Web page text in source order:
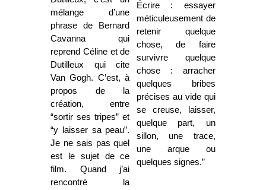
mélange d’une
phrase de Bernard
Cavanna qui
reprend Céline et de
Dutilleux qui cite
Van Gogh. C’est, à
propos de la
création, entre
“sortir ses tripes” et
“y laisser sa peau”.
Je ne sais pas quel
est le sujet de ce
film. Quand j’ai
rencontré la
Écrire : essayer
méticuleusement de
retenir quelque
chose, de faire
survivre quelque
chose : arracher
quelques bribes
précises au vide qui
se creuse, laisser,
quelque part, un
sillon, une trace,
une arque ou
quelques signes.”